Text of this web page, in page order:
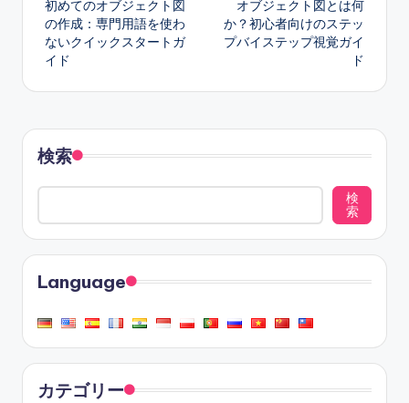
navigation
初めてのオブジェクト図
の作成：専門用語を使わ
ないクイックスタートガ
イド
オブジェクト図とは何
か？初心者向けのステッ
プバイステップ視覚ガイ
ド
検索
検
索
Language
カテゴリー